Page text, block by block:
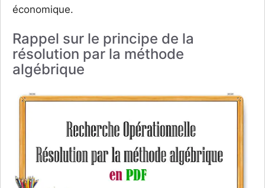
économique.
Rappel sur le principe de la
résolution par la méthode
algébrique